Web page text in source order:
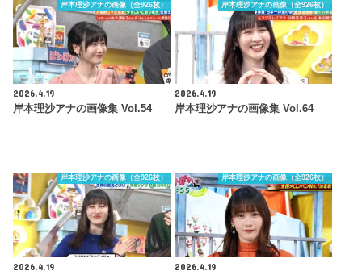
岸本理沙アナの画像（全926枚）
2026.4.19
岸本理沙アナの画像集 Vol.54
岸本理沙アナの画像（全926枚）
2026.4.19
岸本理沙アナの画像集 Vol.64
岸本理沙アナの画像（全926枚）
2026.4.19
岸本理沙アナの画像（全926枚）
2026.4.19